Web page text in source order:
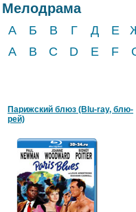
Мелодрама
А Б В Г Д Е
A
B C D E F
Парижский блюз (Blu-ray, блю-
рей)